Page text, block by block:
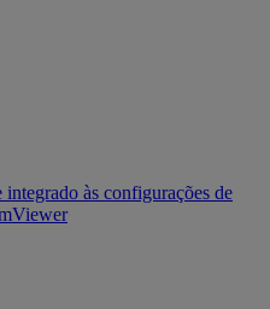
às configurações de